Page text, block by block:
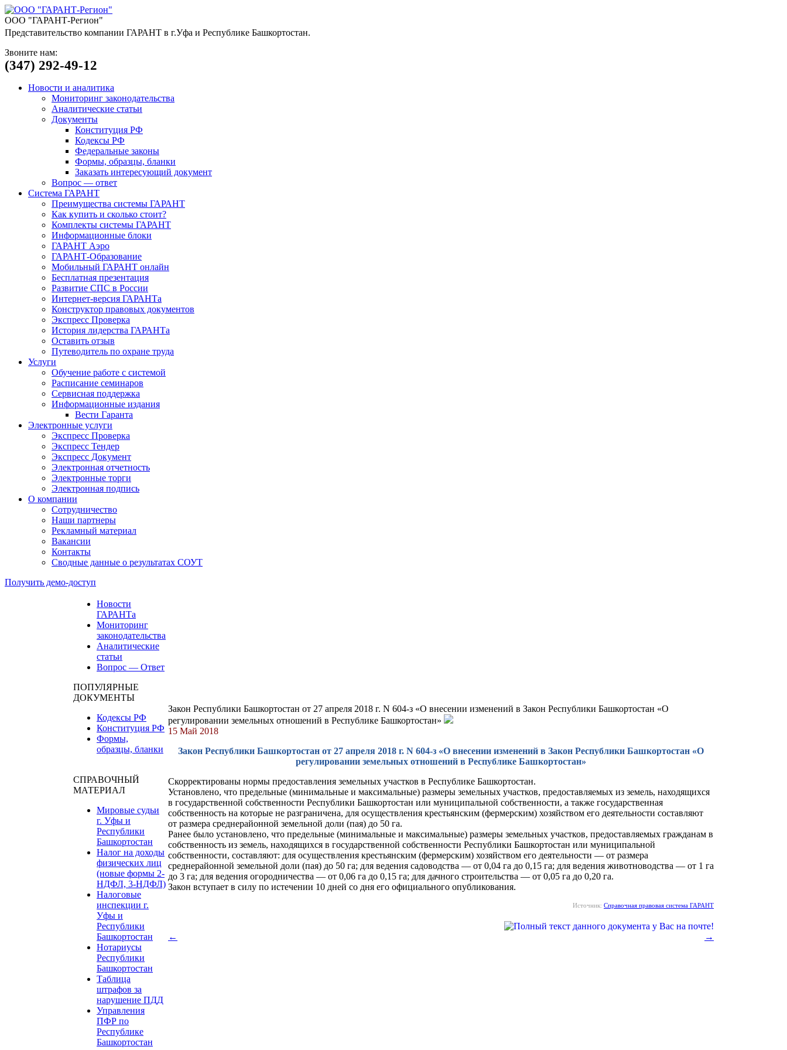
ООО "ГАРАНТ-Регион"
Представительство компании ГАРАНТ в г.Уфа и Республике Башкортостан.
Звоните нам:
(347) 292-49-12
Новости и аналитика
Мониторинг законодательства
Аналитические статьи
Документы
Конституция РФ
Кодексы РФ
Федеральные законы
Формы, образцы, бланки
Заказать интересующий документ
Вопрос — ответ
Система ГАРАНТ
Преимущества системы ГАРАНТ
Как купить и сколько стоит?
Комплекты системы ГАРАНТ
Информационные блоки
ГАРАНТ Аэро
ГАРАНТ-Образование
Мобильный ГАРАНТ онлайн
Бесплатная презентация
Развитие СПС в России
Интернет-версия ГАРАНТа
Конструктор правовых документов
Экспресс Проверка
История лидерства ГАРАНТа
Оставить отзыв
Путеводитель по охране труда
Услуги
Обучение работе с системой
Расписание семинаров
Сервисная поддержка
Информационные издания
Вести Гаранта
Электронные услуги
Экспресс Проверка
Экспресс Тендер
Экспресс Документ
Электронная отчетность
Электронные торги
Электронная подпись
О компании
Сотрудничество
Наши партнеры
Рекламный материал
Вакансии
Контакты
Сводные данные о результатах СОУТ
Получить демо-доступ
Новости
ГАРАНТа
Мониторинг
законодательства
Аналитические
статьи
Вопрос — Ответ
ПОПУЛЯРНЫЕ
ДОКУМЕНТЫ
Кодексы РФ
Конституция РФ
Формы,
образцы, бланки
СПРАВОЧНЫЙ
МАТЕРИАЛ
Мировые судьи
г. Уфы и
Республики
Башкортостан
Налог на доходы
физических лиц
(новые формы 2-
НДФЛ, 3-НДФЛ)
Налоговые
инспекции г.
Уфы и
Республики
Башкортостан
Нотариусы
Республики
Башкортостан
Таблица
штрафов за
нарушение ПДД
Управления
ПФР по
Республике
Башкортостан
Закон Республики Башкортостан от 27 апреля 2018 г. N 604-з «О внесении изменений в Закон Республики Башкортостан «О
регулировании земельных отношений в Республике Башкортостан»
15 Май 2018
Закон Республики Башкортостан от 27 апреля 2018 г. N 604-з «О внесении изменений в Закон Республики Башкортостан «О
регулировании земельных отношений в Республике Башкортостан»
Скорректированы нормы предоставления земельных участков в Республике Башкортостан.
Установлено, что предельные (минимальные и максимальные) размеры земельных участков, предоставляемых из земель, находящихся
в государственной собственности Республики Башкортостан или муниципальной собственности, а также государственная
собственность на которые не разграничена, для осуществления крестьянским (фермерским) хозяйством его деятельности составляют
от размера среднерайонной земельной доли (пая) до 50 га.
Ранее было установлено, что предельные (минимальные и максимальные) размеры земельных участков, предоставляемых гражданам в
собственность из земель, находящихся в государственной собственности Республики Башкортостан или муниципальной
собственности, составляют: для осуществления крестьянским (фермерским) хозяйством его деятельности — от размера
среднерайонной земельной доли (пая) до 50 га; для ведения садоводства — от 0,04 га до 0,15 га; для ведения животноводства — от 1 га
до 3 га; для ведения огородничества — от 0,06 га до 0,15 га; для дачного строительства — от 0,05 га до 0,20 га.
Закон вступает в силу по истечении 10 дней со дня его официального опубликования.
Источник: Справочная правовая система ГАРАНТ
← →